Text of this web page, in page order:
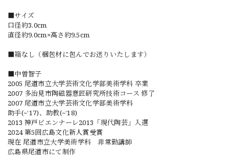
■サイズ
口径約3.0cm
直径約9.0cm×高さ約9.5cm
■箱なし（梱包材に包んでお送りいたします）
■中曽智子
2005 尾道市立大学芸術文化学部美術学科 卒業
2007 多治見市陶磁器意匠研究所技術コース 修了
2007 尾道市立大学芸術文化学部美術学科
助手(~‘17)、助教(~‘18)
2013 神戸ビエンナーレ2013「現代陶芸」入選
2024 第5回広島文化新人賞受賞
現在 尾道市立大学美術学科 非常勤講師
広島県尾道市にて制作